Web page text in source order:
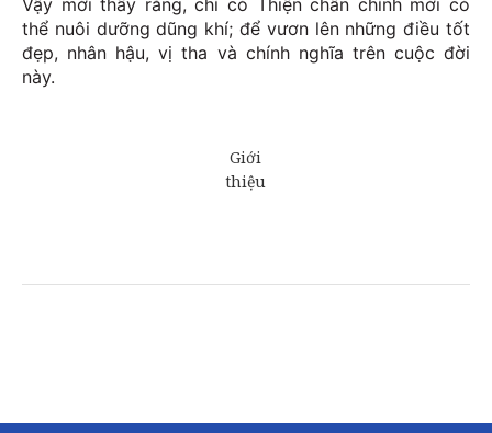
Vậy mới thấy rằng, chỉ có Thiện chân chính mới có
thể nuôi dưỡng dũng khí; để vươn lên những điều tốt
đẹp, nhân hậu, vị tha và chính nghĩa trên cuộc đời
này.